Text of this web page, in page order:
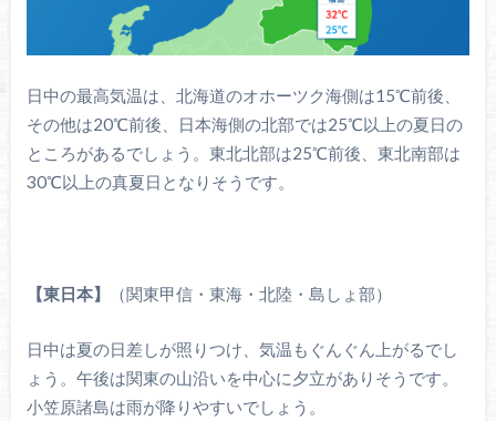
日中の最高気温は、北海道のオホーツク海側は15℃前後、
その他は20℃前後、日本海側の北部では25℃以上の夏日の
ところがあるでしょう。東北北部は25℃前後、東北南部は
30℃以上の真夏日となりそうです。
【東日本】 （関東甲信・東海・北陸・島しょ部）
日中は夏の日差しが照りつけ、気温もぐんぐん上がるでし
ょう。午後は関東の山沿いを中心に夕立がありそうです。
小笠原諸島は雨が降りやすいでしょう。